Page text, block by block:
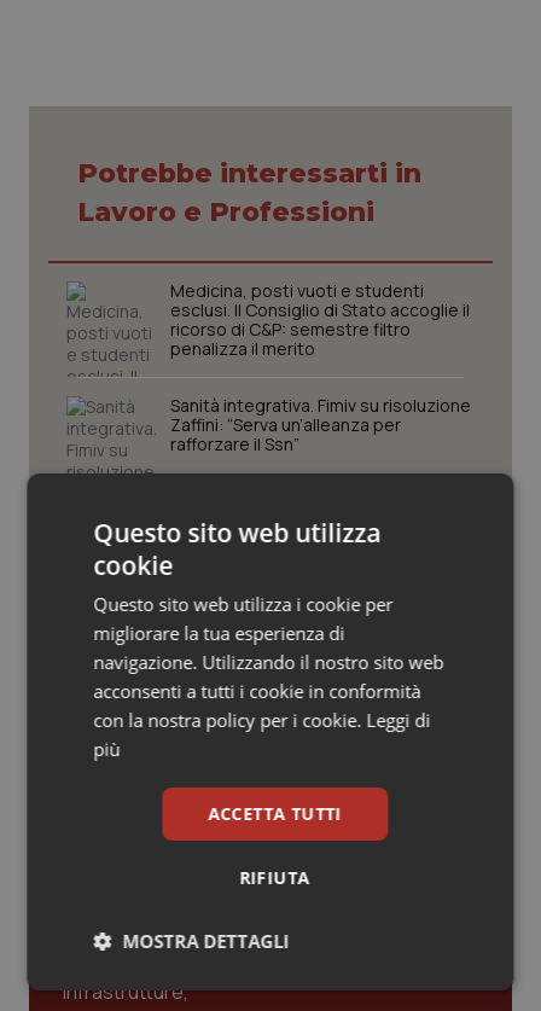
Puglia
Sardegna
Sicilia
Toscana
Umbria
Valle D’Aosta
Veneto
Malattie rare
Malattia di Crohn & Rettocolite Ulcerosa
Neuroscienze & patologie neurodegenerative
Obesità
Oftalmologia
Oncodermatologia
Oncoematologia
Oncologia & Nutrizione
Psoriasi & pelle
Quotidiano Cardiologia
Quotidiano Chirurgia
Quotidiano Oncologia
Potrebbe interessarti in
Lavoro e Professioni
Medicina, posti vuoti e studenti
esclusi. Il Consiglio di Stato accoglie il
ricorso di C&P: semestre filtro
penalizza il merito
Sanità integrativa. Fimiv su risoluzione
Zaffini: “Serva un’alleanza per
rafforzare il Ssn”
FNCF e SCI firmano l’accordo quadro
Chimica, per la ricerca e la cultura
scientifica
Comparto sanità. Siaps su rinnovo
contratto: “Bene risorse stanziate,
ma la distribuzione crea disparità tra
le professioni sanitarie”
Ultime analisi e review da QS Pro
compliance, GDPR e Risk management
Questo sito web utilizza
cookie
Questo sito web utilizza i cookie per
migliorare la tua esperienza di
navigazione. Utilizzando il nostro sito web
acconsenti a tutti i cookie in conformità
con la nostra policy per i cookie. Leggi di
più
ACCETTA TUTTI
RIFIUTA
MOSTRA DETTAGLI
Necessari Statistici Marketing